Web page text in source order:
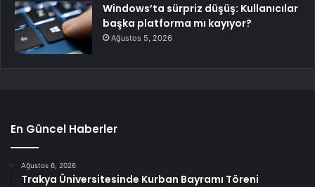
Windows’ta sürpriz düşüş: Kullanıcılar
başka platforma mı kayıyor?
Ağustos 5, 2026
En Güncel Haberler
Ağustos 6, 2026
Trakya Üniversitesinde Kurban Bayramı Töreni